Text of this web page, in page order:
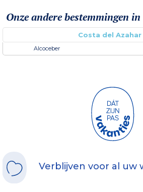
Onze andere bestemmingen
Costa del Azahar
Alcoceber
Verblijven voor al uw